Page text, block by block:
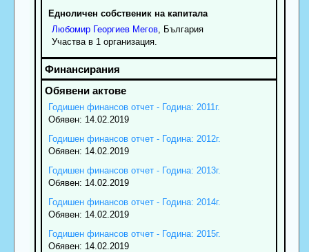
Едноличен собственик на капитала
Любомир Георгиев Мегов, България
Участва в 1 организация.
Годишен финансов отчет - Година: 2011г.
Обявен: 14.02.2019
Годишен финансов отчет - Година: 2012г.
Обявен: 14.02.2019
Годишен финансов отчет - Година: 2013г.
Обявен: 14.02.2019
Годишен финансов отчет - Година: 2014г.
Обявен: 14.02.2019
Годишен финансов отчет - Година: 2015г.
Обявен: 14.02.2019